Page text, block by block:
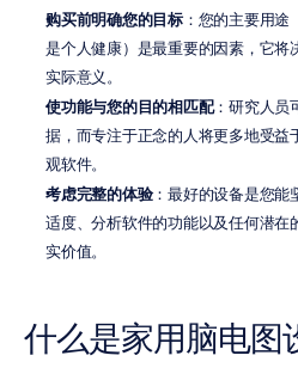
购买前明确您的目标：您的主要用途
是个人健康）是最重要的因素，它将
实际意义。
使功能与您的目的相匹配：研究人员
据，而专注于正念的人将更多地受益
观软件。
考虑完整的体验：最好的设备是您能
适度、分析软件的功能以及任何潜在
实价值。
什么是家用脑电图